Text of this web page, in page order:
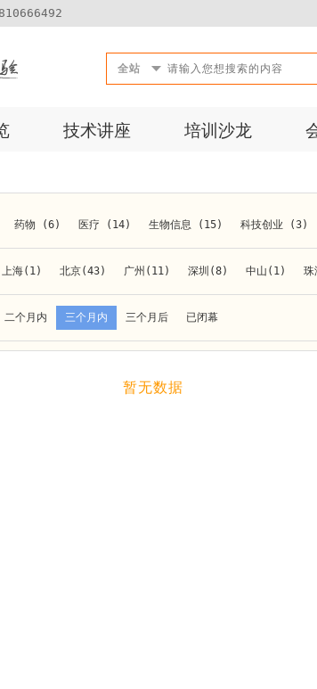
全站
技术讲座 培训沙龙
药物 (6) 医疗 (14) 生物信息 (15) 科技创业 (3)
工 (1) 新材料 (1)
上海(1) 北京(43) 广州(11) 深圳(8) 中山(1)
郑州(1) 长春(1)
二个月内 三个月内 三个月后 已闭幕
暂无数据